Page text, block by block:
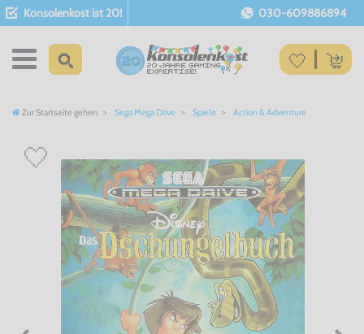
Konsolenkost ist 20! 030-609886894
Zur Startseite gehen Sega Mega Drive Spiele Action & Adventure